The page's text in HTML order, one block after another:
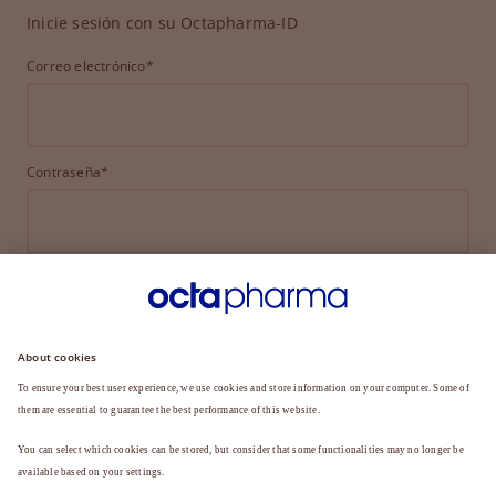
Inicie sesión con su Octapharma-ID
Correo electrónico*
Contraseña*
INICIAR SESIÓN
¿HA OLVIDADO SU CONTRASEÑA?
¿Aún no es miembro?